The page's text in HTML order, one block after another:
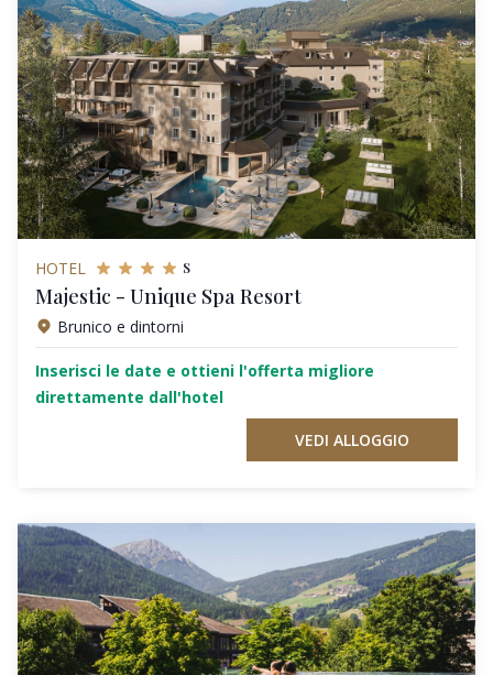
HOTEL s
Majestic - Unique Spa Resort
Brunico e dintorni
Inserisci le date e ottieni l'offerta migliore
direttamente dall'hotel
VEDI ALLOGGIO